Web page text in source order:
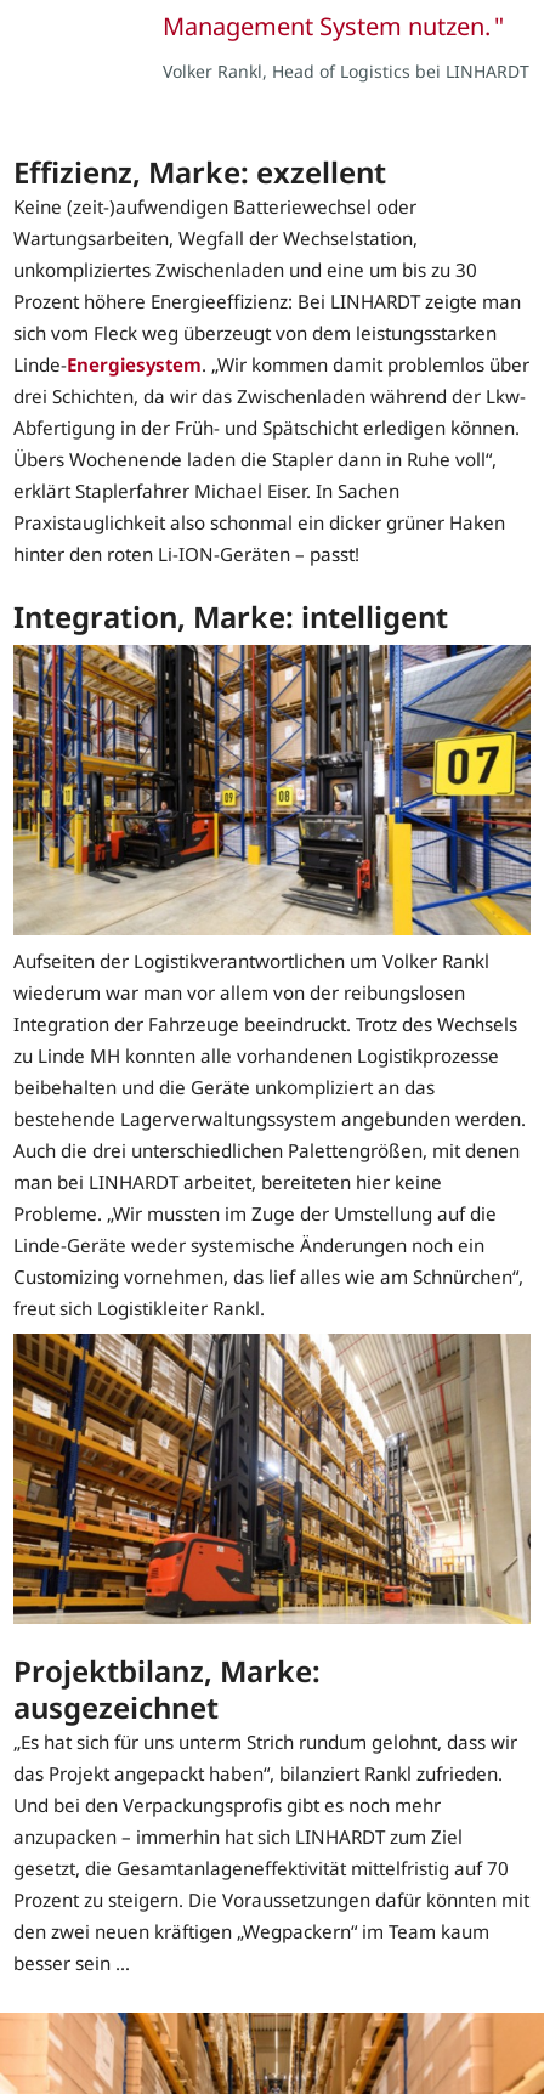
Management System nutzen.
Volker Rankl, Head of Logistics bei LINHARDT
Effizienz, Marke: exzellent
Keine (zeit-)aufwendigen Batteriewechsel oder
Wartungsarbeiten, Wegfall der Wechselstation,
unkompliziertes Zwischenladen und eine um bis zu 30
Prozent höhere Energieeffizienz: Bei LINHARDT zeigte man
sich vom Fleck weg überzeugt von dem leistungsstarken
Linde-Energiesystem. „Wir kommen damit problemlos über
drei Schichten, da wir das Zwischenladen während der Lkw-
Abfertigung in der Früh- und Spätschicht erledigen können.
Übers Wochenende laden die Stapler dann in Ruhe voll“,
erklärt Staplerfahrer Michael Eiser. In Sachen
Praxistauglichkeit also schonmal ein dicker grüner Haken
hinter den roten Li-ION-Geräten – passt!
Integration, Marke: intelligent
Aufseiten der Logistikverantwortlichen um Volker Rankl
wiederum war man vor allem von der reibungslosen
Integration der Fahrzeuge beeindruckt. Trotz des Wechsels
zu Linde MH konnten alle vorhandenen Logistikprozesse
beibehalten und die Geräte unkompliziert an das
bestehende Lagerverwaltungssystem angebunden werden.
Auch die drei unterschiedlichen Palettengrößen, mit denen
man bei LINHARDT arbeitet, bereiteten hier keine
Probleme. „Wir mussten im Zuge der Umstellung auf die
Linde-Geräte weder systemische Änderungen noch ein
Customizing vornehmen, das lief alles wie am Schnürchen“,
freut sich Logistikleiter Rankl.
Projektbilanz, Marke:
ausgezeichnet
„Es hat sich für uns unterm Strich rundum gelohnt, dass wir
das Projekt angepackt haben“, bilanziert Rankl zufrieden.
Und bei den Verpackungsprofis gibt es noch mehr
anzupacken – immerhin hat sich LINHARDT zum Ziel
gesetzt, die Gesamtanlageneffektivität mittelfristig auf 70
Prozent zu steigern. Die Voraussetzungen dafür könnten mit
den zwei neuen kräftigen „Wegpackern“ im Team kaum
besser sein …